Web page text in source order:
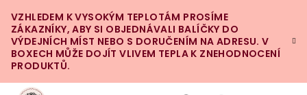
na
obsah
VZHLEDEM K VYSOKÝM TEPLOTÁM PROSÍME
ZÁKAZNÍKY, ABY SI OBJEDNÁVALI BALÍČKY DO
VÝDEJNÍCH MÍST NEBO S DORUČENÍM NA ADRESU. V
BOXECH MŮŽE DOJÍT VLIVEM TEPLA K ZNEHODNOCENÍ
PRODUKTŮ.